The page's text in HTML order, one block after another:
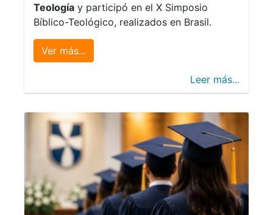
Teología y participó en el X Simposio
Bíblico-Teológico, realizados en Brasil.
Ver más...
Leer más...